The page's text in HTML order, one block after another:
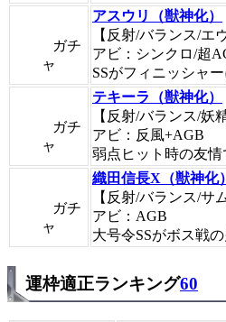
ガチ
ャ
アスウリ（獣神化）
【反射/バランス/エ
アビ：シンクロ/超
SSがフィニッシャー
ガチ
ャ
テキーラ（獣神化）
【反射/バランス/妖精
アビ：反風+AGB
弱点ヒット時の友情
ガチ
ャ
織田信長X（獣神化）
【反射/バランス/サ
アビ：AGB
大号令SSがボス戦
運枠適正ランキング60